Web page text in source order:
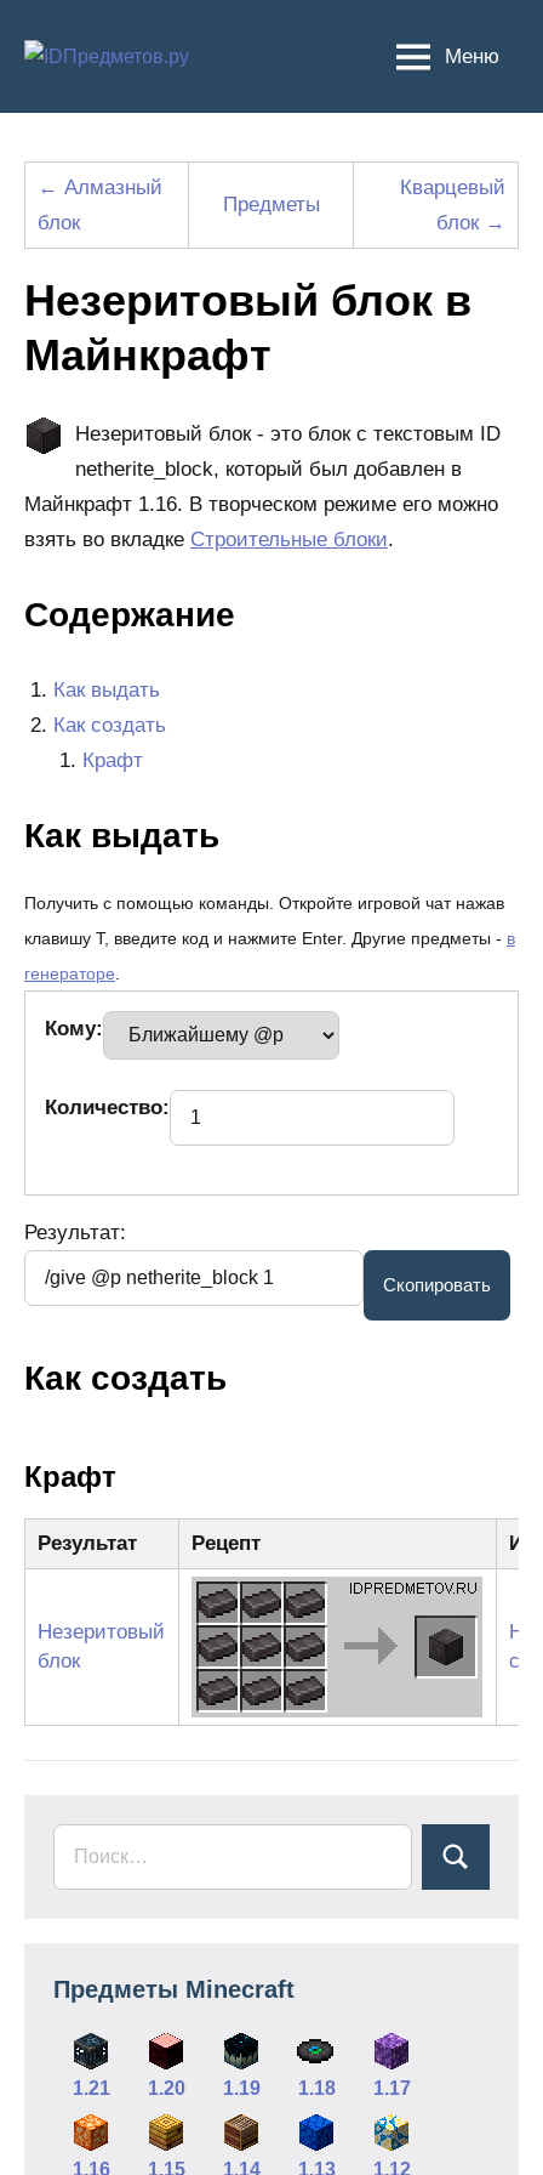
Меню
← Алмазный
блок
Предметы
Кварцевый
блок →
Незеритовый блок в
Майнкрафт
Незеритовый блок - это блок с текстовым ID
netherite_block, который был добавлен в
Майнкрафт 1.16. В творческом режиме его можно
взять во вкладке Строительные блоки.
Содержание
Как выдать
Как создать
Крафт
Как выдать
Получить с помощью команды. Откройте игровой чат нажав
клавишу T, введите код и нажмите Enter. Другие предметы - в
генераторе.
Кому:
Количество:
Результат:
Как создать
Крафт
Результат Рецепт
Незеритовый
блок
Предметы Minecraft
1.21 1.20 1.19 1.18 1.17
1.16 1.15 1.14 1.13 1.12